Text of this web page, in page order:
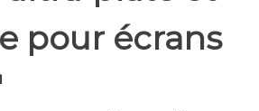
é
r
pour écrans